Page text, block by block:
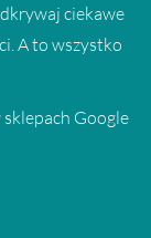
ciekawe
A to wszystko
Google